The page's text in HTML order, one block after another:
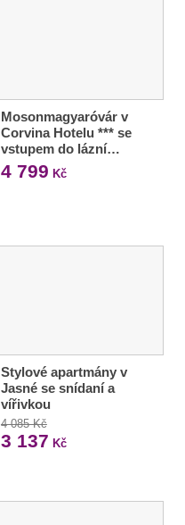
Mosonmagyaróvár v
Corvina Hotelu *** se
vstupem do lázní…
4 799 Kč
Stylové apartmány v
Jasné se snídaní a
vířivkou
4 085 Kč
3 137 Kč